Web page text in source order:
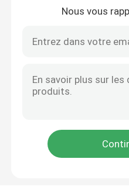
Laveuse en acier plat
Nous vous